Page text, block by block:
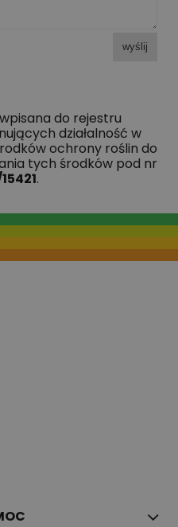
wyślij
do rejestru
działalność w
ochrony roślin do
tych środków pod nr
.